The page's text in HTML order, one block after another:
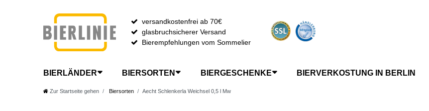
versandkostenfrei ab 70€
glasbruchsicherer Versand
Bierempfehlungen vom Sommelier
BIERLÄNDER BIERSORTEN BIERGESCHENKE BIERVERKOSTUNG IN BERLIN
Zur Startseite gehen Biersorten Aecht Schlenkerla Weichsel 0,5 l Mw